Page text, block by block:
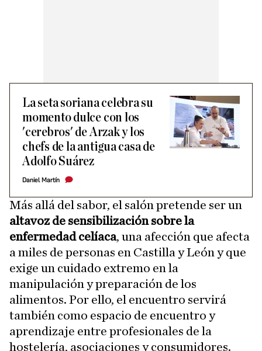
La seta soriana celebra su
momento dulce con los
'cerebros' de Arzak y los
chefs de la antigua casa de
Adolfo Suárez
Daniel Martín
Más allá del sabor, el salón pretende ser un
altavoz de sensibilización sobre la
enfermedad celíaca, una afección que afecta
a miles de personas en Castilla y León y que
exige un cuidado extremo en la
manipulación y preparación de los
alimentos. Por ello, el encuentro servirá
también como espacio de encuentro y
aprendizaje entre profesionales de la
hostelería, asociaciones y consumidores.